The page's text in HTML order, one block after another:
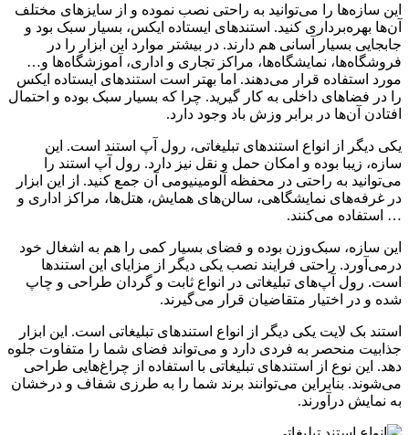
این سازه‌ها را می‌توانید به‌ راحتی نصب نموده و از سایزهای مختلف
آن‌ها بهره‌برداری کنید. استندهای ایستاده ایکس، بسیار سبک بود و
جابجایی بسیار آسانی هم دارند. در بیشتر موارد این ابزار را در
فروشگاه‌ها، نمایشگاه‌ها، مراکز تجاری و اداری، آموزشگاه‌ها و…
مورد استفاده قرار می‌دهند. اما بهتر است استندهای ایستاده ایکس
را در فضاهای داخلی به کار گیرید‌. چرا که بسیار سبک بوده و احتمال
افتادن آن‌ها در برابر وزش باد وجود دارد.
یکی دیگر از انواع استندهای تبلیغاتی، رول آپ استند است. این
سازه، زیبا بوده و امکان حمل و نقل نیز دارد. رول آپ استند را
می‌توانید به‌ راحتی در محفظه‌ آلومینیومی آن جمع کنید. از این ابزار
در غرفه‌های نمایشگاهی، سالن‌های همایش، هتل‌ها، مراکز اداری و
… استفاده می‌کنند.
این سازه، سبک‌وزن بوده و فضای بسیار کمی را هم به اشغال خود
درمی‌آورد. راحتی فرایند نصب یکی دیگر از مزایای این استندها
است. رول آپ‌های تبلیغاتی در انواع ثابت و گردان طراحی و چاپ
شده و در اختیار متقاضیان قرار می‌گیرند.
استند بک لایت یکی دیگر از انواع استندهای تبلیغاتی است. این ابزار
جذابیت منحصر به‌ فردی دارد و می‌تواند فضای شما را متفاوت جلوه
دهد. این نوع از استندهای تبلیغاتی با استفاده از چراغ‌هایی طراحی
می‌شوند. بنابراین می‌توانند برند شما را به‌ طرزی شفاف و درخشان
به نمایش درآورند.